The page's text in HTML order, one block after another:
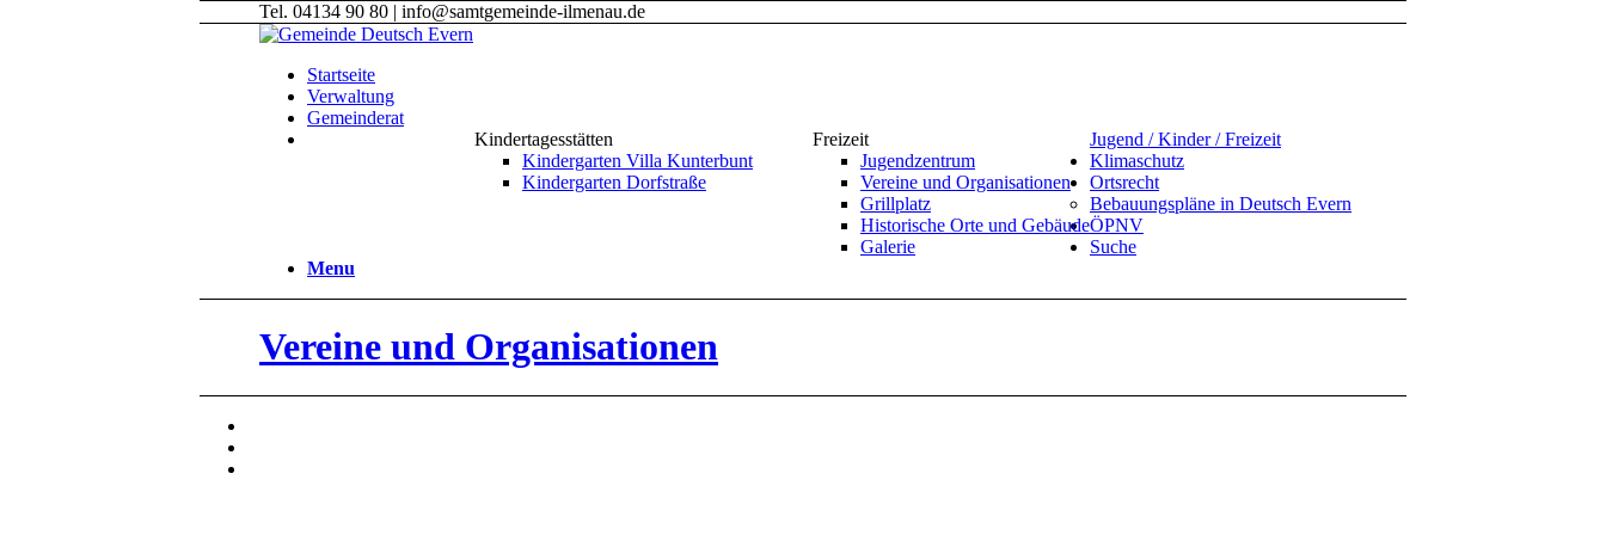
Tel. 04134 90 80 | info@samtgemeinde-ilmenau.de
Startseite
Verwaltung
Gemeinderat
Jugend / Kinder / Freizeit
Kindertagesstätten
Kindergarten Villa Kunterbunt
Kindergarten Dorfstraße
Freizeit
Jugendzentrum
Vereine und Organisationen
Grillplatz
Historische Orte und Gebäude
Galerie
Klimaschutz
Ortsrecht
Bebauungspläne in Deutsch Evern
ÖPNV
Suche
Menu
Vereine und Organisationen